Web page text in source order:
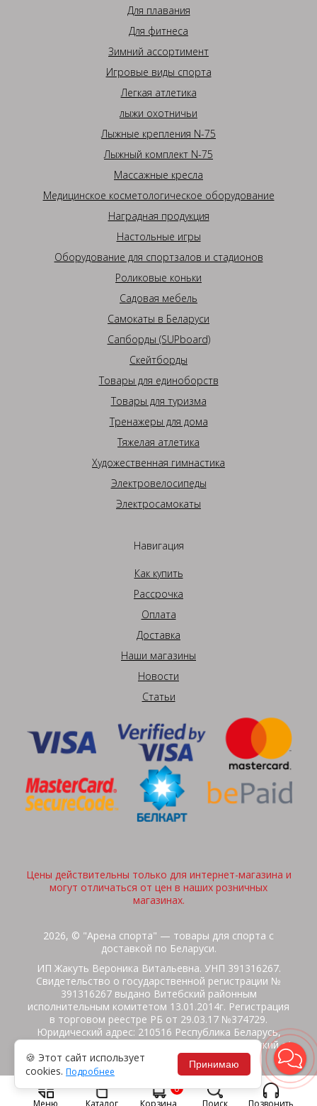
Для плавания
Для фитнеса
Зимний ассортимент
Игровые виды спорта
Легкая атлетика
лыжи охотничьи
Лыжные крепления N-75
Лыжный комплект N-75
Массажные кресла
Медицинское косметологическое оборудование
Наградная продукция
Настольные игры
Оборудование для спортзалов и стадионов
Роликовые коньки
Садовая мебель
Самокаты в Беларуси
Сапборды (SUPboard)
Скейтборды
Товары для единоборств
Товары для туризма
Тренажеры для дома
Тяжелая атлетика
Художественная гимнастика
Электровелосипеды
Электросамокаты
Навигация
Как купить
Рассрочка
Оплата
Доставка
Наши магазины
Новости
Статьи
Цены действительны только для интернет-магазина и
могут отличаться от цен в наших розничных
магазинах.
2026, © "Арена спорта" — товары для спорта с
доставкой по Беларуси.
ИП Жакуть Вероника Витальевна. УНП 391316267.
Свидетельство о государственной регистрации №
391316267 выдано Витебский районным
исполнительным комитетом 13.01.2014г. Регистрация
в торговом реестре РБ от 29.03.17 №374729.
Юридический адрес: 210516 Республика Беларусь,
Витебская область, Витебский район, Бабиничский с/
с, аг.Ольгово, ул.Школьная
Политика защиты данных
Гарантия/Экспертиза Обмен/Возврат
Меню Каталог Корзина
0
Поиск
Позвонить
🍪 Этот сайт использует
cookies. Подробнее
Принимаю